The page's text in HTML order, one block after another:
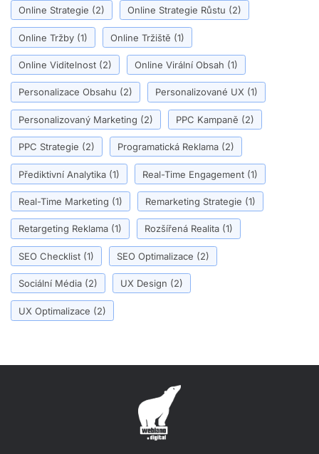
Online Strategie (2) Online Strategie Růstu (2)
Online Tržby (1) Online Tržiště (1)
Online Viditelnost (2) Online Virální Obsah (1)
Personalizace Obsahu (2) Personalizované UX (1)
Personalizovaný Marketing (2) PPC Kampaně (2)
PPC Strategie (2) Programatická Reklama (2)
Přediktivní Analytika (1) Real-Time Engagement (1)
Real-Time Marketing (1) Remarketing Strategie (1)
Retargeting Reklama (1) Rozšířená Realita (1)
SEO Checklist (1) SEO Optimalizace (2)
Sociální Média (2) UX Design (2)
UX Optimalizace (2)